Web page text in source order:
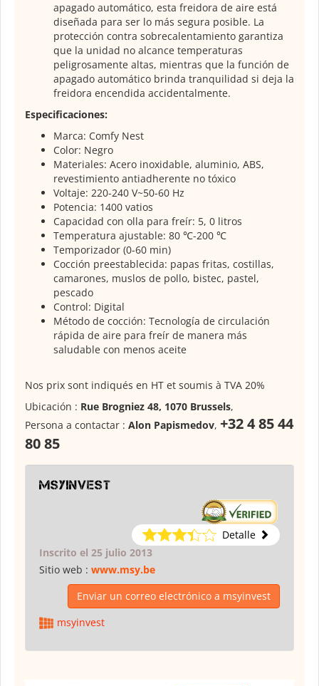
apagado automático, esta freidora de aire está
diseñada para ser lo más segura posible. La
protección contra sobrecalentamiento garantiza
que la unidad no alcance temperaturas
peligrosamente altas, mientras que la función de
apagado automático brinda tranquilidad si deja la
freidora encendida accidentalmente.
Especificaciones:
Marca: Comfy Nest
Color: Negro
Materiales: Acero inoxidable, aluminio, ABS,
revestimiento antiadherente no tóxico
Voltaje: 220-240 V~50-60 Hz
Potencia: 1400 vatios
Capacidad con olla para freír: 5, 0 litros
Temperatura ajustable: 80 ℃-200 ℃
Temporizador (0-60 min)
Cocción preestablecida: papas fritas, costillas,
camarones, muslos de pollo, bistec, pastel,
pescado
Control: Digital
Método de cocción: Tecnología de circulación
rápida de aire para freír de manera más
saludable con menos aceite
Nos prix sont indiqués en HT et soumis à TVA 20%
Ubicación : Rue Brogniez 48, 1070 Brussels,
Persona a contactar : Alon Papismedov, +32 4 85 44
80 85
msyinvest
Detalle
Inscrito el 25 julio 2013
Sitio web : www.msy.be
Enviar un correo electrónico a msyinvest
msyinvest